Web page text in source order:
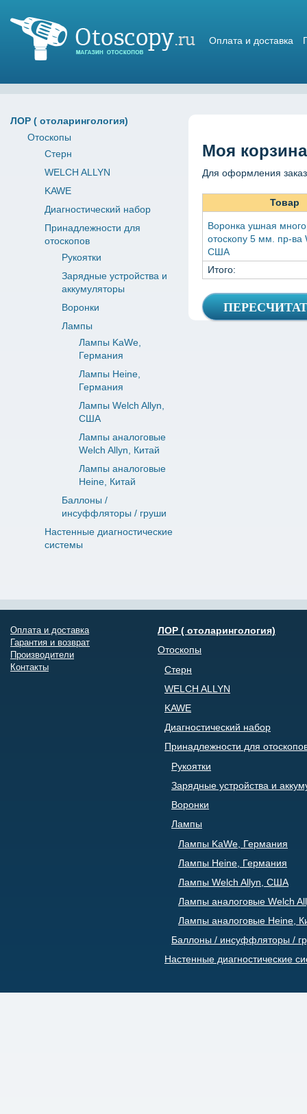
Оплата и доставка
ЛОР ( отоларингология)
Отоскопы
Стерн
WELCH ALLYN
KAWE
Диагностический набор
Принадлежности для
отоскопов
Рукоятки
Зарядные устройства и
аккумуляторы
Воронки
Лампы
Лампы KaWe,
Германия
Лампы Heine,
Германия
Лампы Welch Allyn,
США
Лампы аналоговые
Welch Allyn, Китай
Лампы аналоговые
Heine, Китай
Баллоны /
инсуффляторы / груши
Настенные диагностические
системы
Моя корзина
Для оформления
Товар
Воронка ушная
отоскопу 5 мм. пр-ва
США
Итого:
Оплата и доставка
Гарантия и возврат
Производители
Контакты
ЛОР ( отоларингология)
Отоскопы
Стерн
WELCH ALLYN
KAWE
Диагностический набор
Принадлежности для
Рукоятки
Зарядные устройства и
Воронки
Лампы
Лампы KaWe, Германия
Лампы Heine, Германия
Лампы Welch Allyn, США
Лампы аналоговые Welch
Лампы аналоговые Heine,
Баллоны / инсуффляторы /
Настенные диагностические